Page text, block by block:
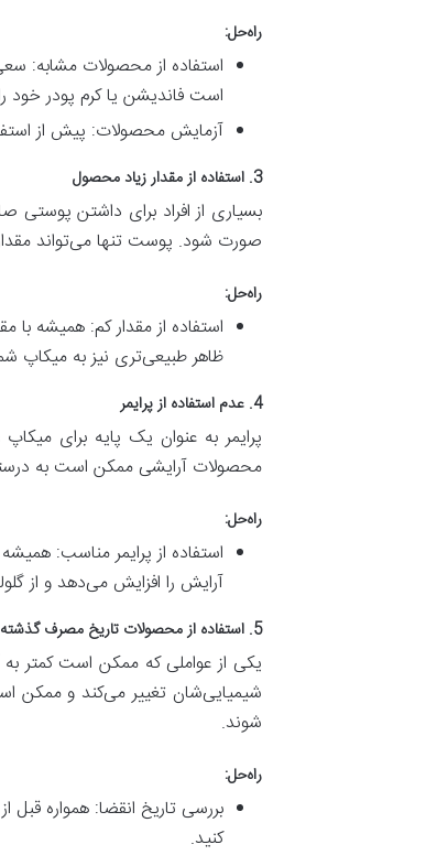
راه‌حل:
استفاده از محصولات مشابه: سعی
است فاندیشن یا کرم پودر خود
آزمایش محصولات: پیش از
3. استفاده از مقدار زیاد محصول
بسیاری از افراد برای داشتن پوستی
صورت شود. پوست تنها می‌تواند
راه‌حل:
استفاده از مقدار کم: همیشه با
ظاهر طبیعی‌تری نیز به میکاپ
4. عدم استفاده از پرایمر
پرایمر به عنوان یک پایه برای
محصولات آرایشی ممکن است به
راه‌حل:
استفاده از پرایمر مناسب:
آرایش را افزایش می‌دهد و از
5. استفاده از محصولات تاریخ مصرف گذشته
یکی از عواملی که ممکن است کمتر
شیمیایی‌شان تغییر می‌کند و ممکن
شوند.
راه‌حل:
بررسی تاریخ انقضا: همواره
کنید.